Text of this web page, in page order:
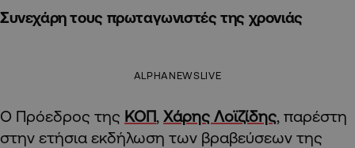
Συνεχάρη τους πρωταγωνιστές της χρονιάς
ALPHANEWSLIVE
Ο Πρόεδρος της ΚΟΠ, Χάρης Λοϊζίδης, παρέστη
στην ετήσια εκδήλωση των βραβεύσεων της